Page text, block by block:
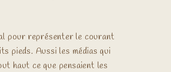
pour représenter le courant
pieds. Aussi les médias qui
haut ce que pensaient les